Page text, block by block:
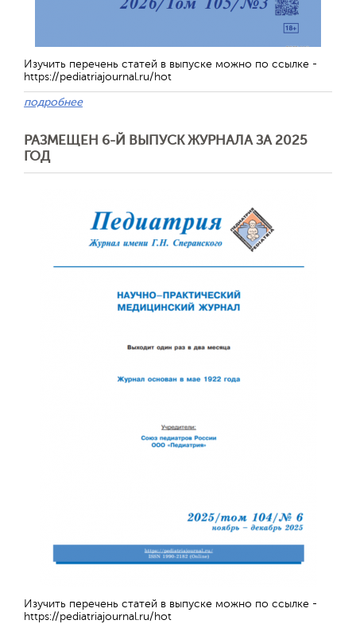
Изучить перечень статей в выпуске можно по ссылке -
https://pediatriajournal.ru/hot
подробнее
РАЗМЕЩЕН 6-Й ВЫПУСК ЖУРНАЛА ЗА 2025
ГОД
Изучить перечень статей в выпуске можно по ссылке -
https://pediatriajournal.ru/hot